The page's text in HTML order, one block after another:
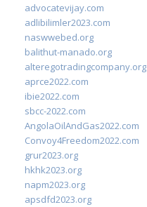
advocatevijay.com
adlibilimler2023.com
naswwebed.org
balithut-manado.org
alteregotradingcompany.org
aprce2022.com
ibie2022.com
sbcc-2022.com
AngolaOilAndGas2022.com
Convoy4Freedom2022.com
grur2023.org
hkhk2023.org
napm2023.org
apsdfd2023.org